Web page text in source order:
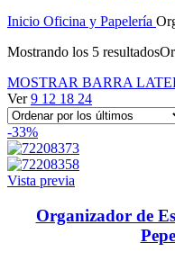
Inicio Oficina y Papelería
Mostrando los 5 resultados
MOSTRAR BARRA
Ver9 12 18 24
-33%
Vista previa
Organizador de